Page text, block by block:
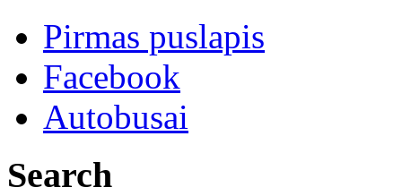
Pirmas puslapis
Facebook
Autobusai
Search